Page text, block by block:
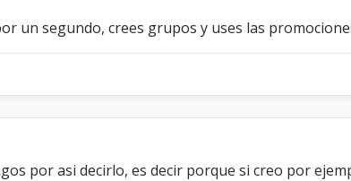
un segundo, crees grupos y uses las
por asi decirlo, es decir porque si creo por